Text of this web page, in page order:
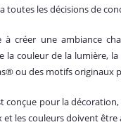
toutes les décisions de
à créer une ambiance
la couleur de la lumière,
ou des motifs
conçue pour la
et les couleurs doivent